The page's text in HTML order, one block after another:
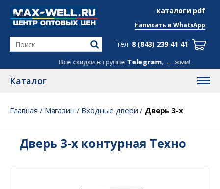
каталоги pdf
info@max-well.ru
Все скидки в группеTelegram, ← жми!
Написать в WhatsApp
тел. 8 (843) 239 41 41
Каталог
Главная / Магазин / Входные двери / Дверь 3-х
Дверь 3-х контурная Техно